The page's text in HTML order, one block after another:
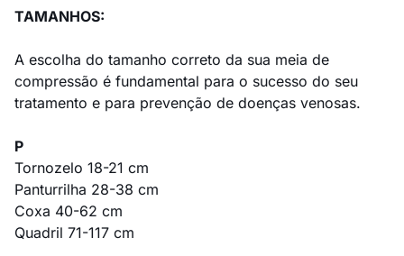
TAMANHOS:
A escolha do tamanho correto da sua meia de
compressão é fundamental para o sucesso do seu
tratamento e para prevenção de doenças venosas.
P
Tornozelo 18-21 cm
Panturrilha 28-38 cm
Coxa 40-62 cm
Quadril 71-117 cm